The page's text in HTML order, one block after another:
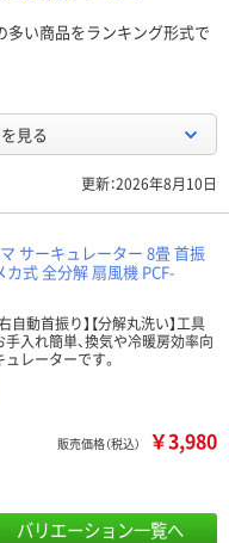
多い商品をランキング形式で
見る
更新：2026年8月10日
サーキュレーター 8畳 首振
カ式 全分解 扇風機 PCF-
自動首振り】【分解丸洗い】工具
入れ簡単、換気や冷暖房効率向
レーターです。
販売価格（税込） ￥3,980
バリエーション一覧へ